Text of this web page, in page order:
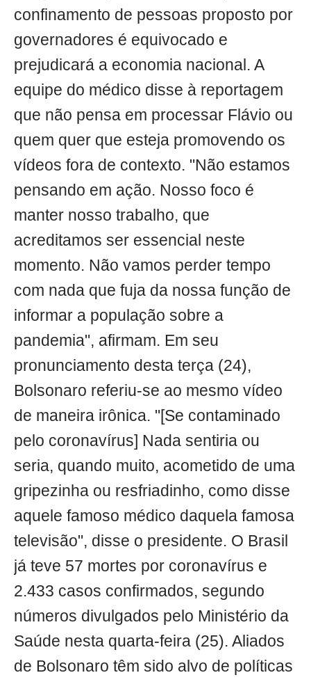
confinamento de pessoas proposto por
governadores é equivocado e
prejudicará a economia nacional. A
equipe do médico disse à reportagem
que não pensa em processar Flávio ou
quem quer que esteja promovendo os
vídeos fora de contexto. "Não estamos
pensando em ação. Nosso foco é
manter nosso trabalho, que
acreditamos ser essencial neste
momento. Não vamos perder tempo
com nada que fuja da nossa função de
informar a população sobre a
pandemia", afirmam. Em seu
pronunciamento desta terça (24),
Bolsonaro referiu-se ao mesmo vídeo
de maneira irônica. "[Se contaminado
pelo coronavírus] Nada sentiria ou
seria, quando muito, acometido de uma
gripezinha ou resfriadinho, como disse
aquele famoso médico daquela famosa
televisão", disse o presidente. O Brasil
já teve 57 mortes por coronavírus e
2.433 casos confirmados, segundo
números divulgados pelo Ministério da
Saúde nesta quarta-feira (25). Aliados
de Bolsonaro têm sido alvo de políticas